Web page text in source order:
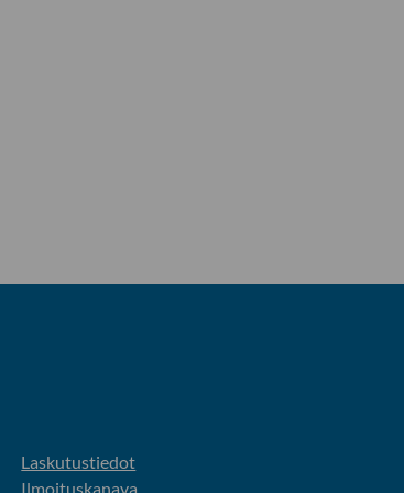
Laskutustiedot
Ilmoituskanava